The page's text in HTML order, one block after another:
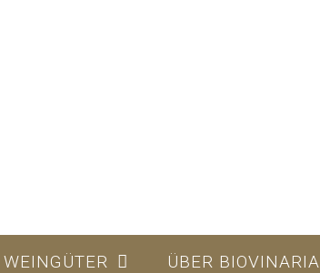
WEINGÜTER ÜBER BIOVINARIA